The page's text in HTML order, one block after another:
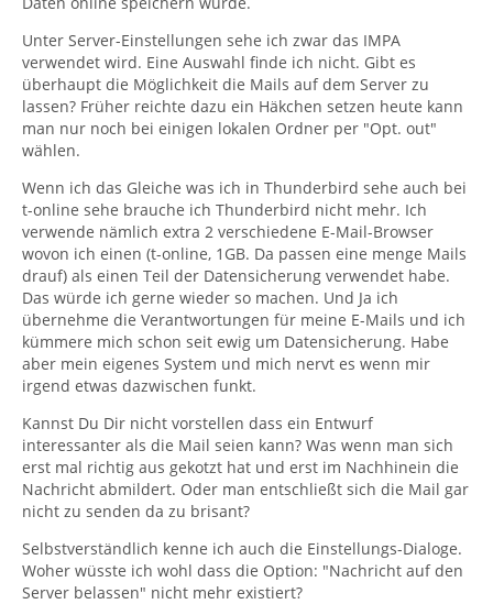
Unter Server-Einstellungen sehe ich zwar das IMPA
verwendet wird. Eine Auswahl finde ich nicht. Gibt es
überhaupt die Möglichkeit die Mails auf dem Server zu
lassen? Früher reichte dazu ein Häkchen setzen heute kann
man nur noch bei einigen lokalen Ordner per "Opt. out"
wählen.
Wenn ich das Gleiche was ich in Thunderbird sehe auch bei
t-online sehe brauche ich Thunderbird nicht mehr. Ich
verwende nämlich extra 2 verschiedene E-Mail-Browser
wovon ich einen (t-online, 1GB. Da passen eine menge Mails
drauf) als einen Teil der Datensicherung verwendet habe.
Das würde ich gerne wieder so machen. Und Ja ich
übernehme die Verantwortungen für meine E-Mails und ich
kümmere mich schon seit ewig um Datensicherung. Habe
aber mein eigenes System und mich nervt es wenn mir
irgend etwas dazwischen funkt.
Kannst Du Dir nicht vorstellen dass ein Entwurf
interessanter als die Mail seien kann? Was wenn man sich
erst mal richtig aus gekotzt hat und erst im Nachhinein die
Nachricht abmildert. Oder man entschließt sich die Mail gar
nicht zu senden da zu brisant?
Selbstverständlich kenne ich auch die Einstellungs-Dialoge.
Woher wüsste ich wohl dass die Option: "Nachricht auf den
Server belassen" nicht mehr existiert?